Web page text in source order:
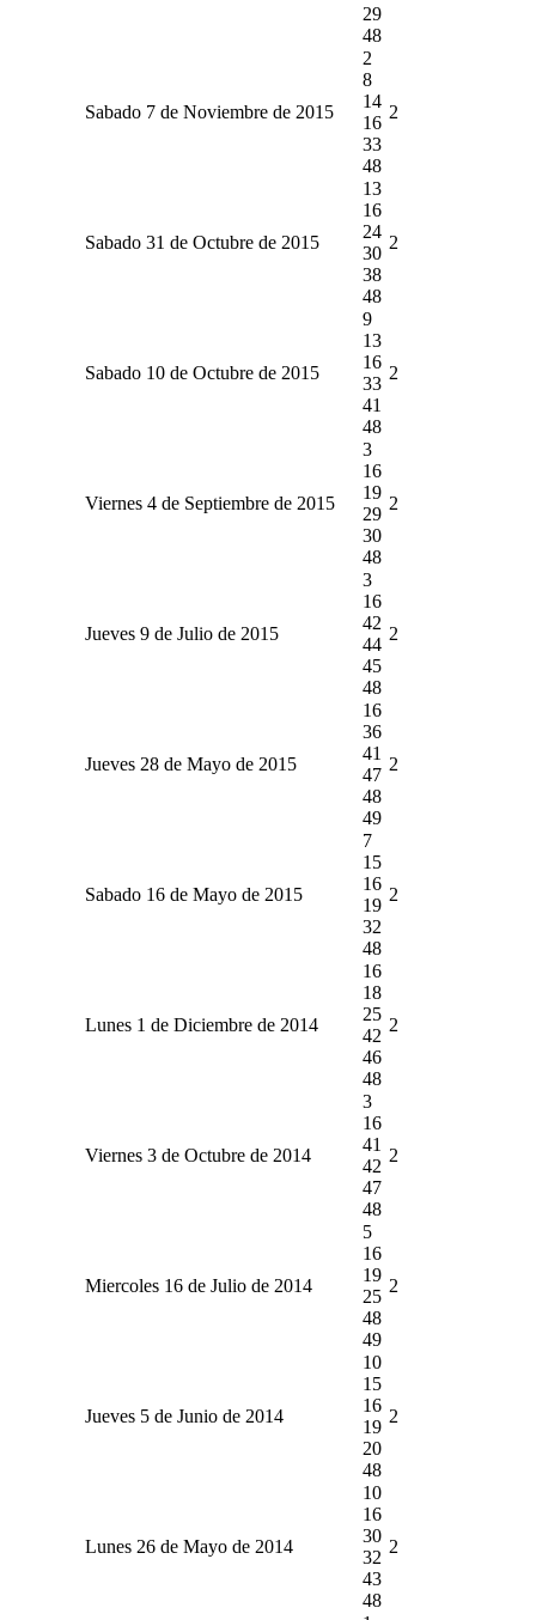
29
48
Sabado 7 de Noviembre de 2015
2
8
14
16
33
48
2
Sabado 31 de Octubre de 2015
13
16
24
30
38
48
2
Sabado 10 de Octubre de 2015
9
13
16
33
41
48
2
Viernes 4 de Septiembre de 2015
3
16
19
29
30
48
2
Jueves 9 de Julio de 2015
3
16
42
44
45
48
2
Jueves 28 de Mayo de 2015
16
36
41
47
48
49
2
Sabado 16 de Mayo de 2015
7
15
16
19
32
48
2
Lunes 1 de Diciembre de 2014
16
18
25
42
46
48
2
Viernes 3 de Octubre de 2014
3
16
41
42
47
48
2
Miercoles 16 de Julio de 2014
5
16
19
25
48
49
2
Jueves 5 de Junio de 2014
10
15
16
19
20
48
2
Lunes 26 de Mayo de 2014
10
16
30
32
43
48
2